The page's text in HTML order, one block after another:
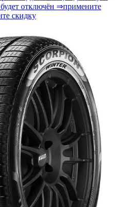
отключён ⇒примените
скидку